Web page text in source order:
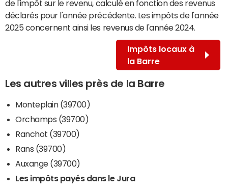
de l'impôt sur le revenu, calculé en fonction des revenus
déclarés pour l'année précédente. Les impôts de l'année
2025 concernent ainsi les revenus de l'année 2024.
Impôts locaux à
la Barre
Les autres villes près de la Barre
Monteplain (39700)
Orchamps (39700)
Ranchot (39700)
Rans (39700)
Auxange (39700)
Les impôts payés dans le Jura